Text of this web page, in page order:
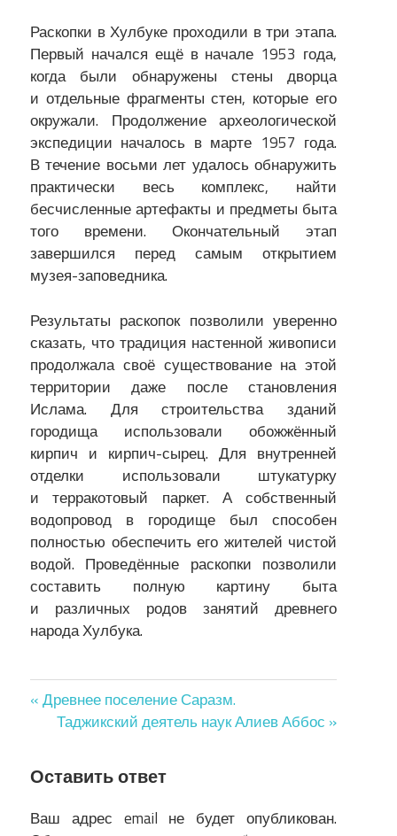
Раскопки в Хулбуке проходили в три этапа.
Первый начался ещё в начале 1953 года,
когда были обнаружены стены дворца
и отдельные фрагменты стен, которые его
окружали. Продолжение археологической
экспедиции началось в марте 1957 года.
В течение восьми лет удалось обнаружить
практически весь комплекс, найти
бесчисленные артефакты и предметы быта
того времени. Окончательный этап
завершился перед самым открытием
музея-заповедника.
Результаты раскопок позволили уверенно
сказать, что традиция настенной живописи
продолжала своё существование на этой
территории даже после становления
Ислама. Для строительства зданий
городища использовали обожжённый
кирпич и кирпич-сырец. Для внутренней
отделки использовали штукатурку
и терракотовый паркет. А собственный
водопровод в городище был способен
полностью обеспечить его жителей чистой
водой. Проведённые раскопки позволили
составить полную картину быта
и различных родов занятий древнего
народа Хулбука.
Навигация
записям
« Древнее поселение Саразм.
Таджикский деятель наук Алиев Аббос »
Оставить ответ
Ваш адрес email не будет опубликован.